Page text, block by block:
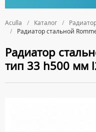
Aculla Каталог
Радиатор стальной
Радиатор
тип 33 h500 мм
ДЕРЖАТЕЛИ
ДИСПЕНСЕРЫ
ДОЗАТОРЫ ДЛЯ МЫЛА
Биде
НАПОЛЬНЫЕ БИДЕ
ПОДВЕСНЫЕ БИДЕ
КРЫШКИ ДЛЯ БИДЕ
Ванны
АКРИЛОВЫЕ ВАННЫ
Ванны